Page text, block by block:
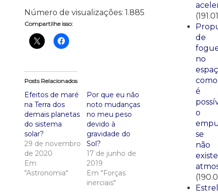
Número de visualizações: 1.885
Compartilhe isso:
Posts Relacionados
Efeitos de maré
na Terra dos
demais planetas
do sistema
solar?
29 de novembro
de 2020
Em
"Astronomia"
Por que eu não
noto mudanças
no meu peso
devido à
gravidade do
Sol?
17 de junho de
2019
Em "Forças
inerciais"
de
no
como
é
o
se
não
existe